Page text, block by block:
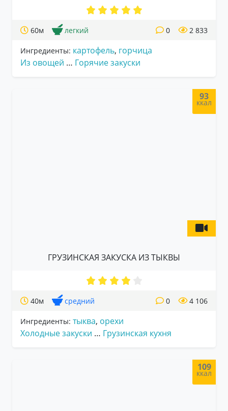
60м легкий 2 833
0
Ингредиенты: картофель, горчица
Из овощей … Горячие закуски
93
ккал
ГРУЗИНСКАЯ ЗАКУСКА ИЗ ТЫКВЫ
40м средний 4 106
0
Ингредиенты: тыква, орехи
Холодные закуски … Грузинская кухня
109
ккал